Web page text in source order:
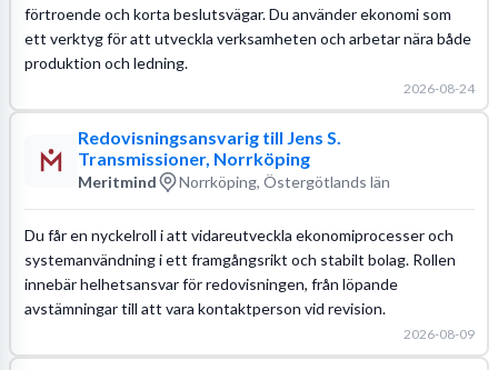
förtroende och korta beslutsvägar. Du använder ekonomi som
ett verktyg för att utveckla verksamheten och arbetar nära både
produktion och ledning.
2026-08-24
Redovisningsansvarig till Jens S.
Transmissioner, Norrköping
Meritmind Norrköping, Östergötlands län
Du får en nyckelroll i att vidareutveckla ekonomiprocesser och
systemanvändning i ett framgångsrikt och stabilt bolag. Rollen
innebär helhetsansvar för redovisningen, från löpande
avstämningar till att vara kontaktperson vid revision.
2026-08-09